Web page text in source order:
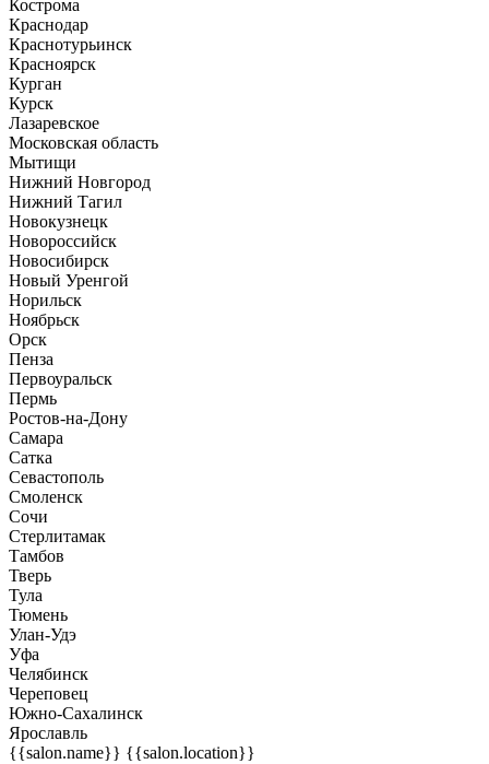
Кострома
Краснодар
Краснотурьинск
Красноярск
Курган
Курск
Лазаревское
Московская область
Мытищи
Нижний Новгород
Нижний Тагил
Новокузнецк
Новороссийск
Новосибирск
Новый Уренгой
Норильск
Ноябрьск
Орск
Пенза
Первоуральск
Пермь
Ростов-на-Дону
Самара
Сатка
Севастополь
Смоленск
Сочи
Стерлитамак
Тамбов
Тверь
Тула
Тюмень
Улан-Удэ
Уфа
Челябинск
Череповец
Южно-Сахалинск
Ярославль
{{salon.name}} {{salon.location}}